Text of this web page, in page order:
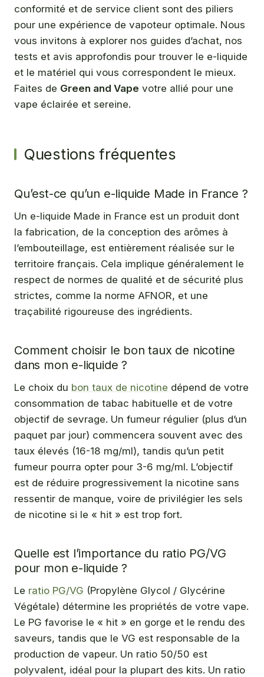
conformité et de service client sont des piliers
pour une expérience de vapoteur optimale. Nous
vous invitons à explorer nos guides d’achat, nos
tests et avis approfondis pour trouver le e-liquide
et le matériel qui vous correspondent le mieux.
Faites de Green and Vape votre allié pour une
vape éclairée et sereine.
Questions fréquentes
Qu’est-ce qu’un e-liquide Made in France ?
Un e-liquide Made in France est un produit dont
la fabrication, de la conception des arômes à
l’embouteillage, est entièrement réalisée sur le
territoire français. Cela implique généralement le
respect de normes de qualité et de sécurité plus
strictes, comme la norme AFNOR, et une
traçabilité rigoureuse des ingrédients.
Comment choisir le bon taux de nicotine
dans mon e-liquide ?
Le choix du bon taux de nicotine dépend de votre
consommation de tabac habituelle et de votre
objectif de sevrage. Un fumeur régulier (plus d’un
paquet par jour) commencera souvent avec des
taux élevés (16-18 mg/ml), tandis qu’un petit
fumeur pourra opter pour 3-6 mg/ml. L’objectif
est de réduire progressivement la nicotine sans
ressentir de manque, voire de privilégier les sels
de nicotine si le « hit » est trop fort.
Quelle est l’importance du ratio PG/VG
pour mon e-liquide ?
Le ratio PG/VG (Propylène Glycol / Glycérine
Végétale) détermine les propriétés de votre vape.
Le PG favorise le « hit » en gorge et le rendu des
saveurs, tandis que le VG est responsable de la
production de vapeur. Un ratio 50/50 est
polyvalent, idéal pour la plupart des kits. Un ratio